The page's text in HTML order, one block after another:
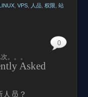
, VPS, 人品, 权限 站
。。。
Asked
员？
0